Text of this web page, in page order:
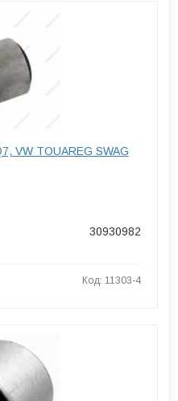
VW TOUAREG SWAG
30930982
Код: 11303-4